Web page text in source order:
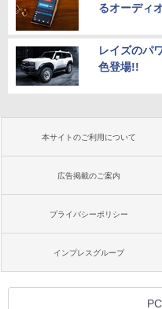
るオーディ
レイズのパ
色登場!!
本サイトのご利用について
広告掲載のご案内
プライバシーポリシー
インプレスグループ